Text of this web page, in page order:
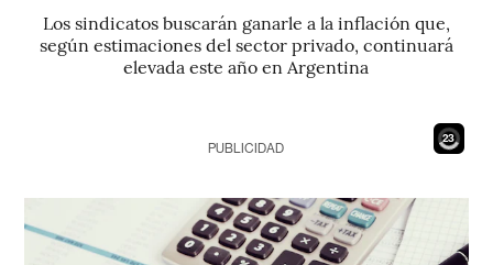
Los sindicatos buscarán ganarle a la inflación que,
según estimaciones del sector privado, continuará
elevada este año en Argentina
21
PUBLICIDAD